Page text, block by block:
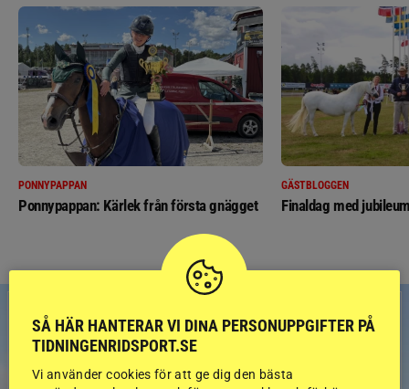
PONNYPAPPAN
Ponnypappan: Kärlek från första gnägget
GÄSTBLOGGEN
Finaldag med
SÅ HÄR HANTERAR VI DINA PERSONUPPGIFTER PÅ
TIDNINGENRIDSPORT.SE
Vi använder cookies för att ge dig den bästa